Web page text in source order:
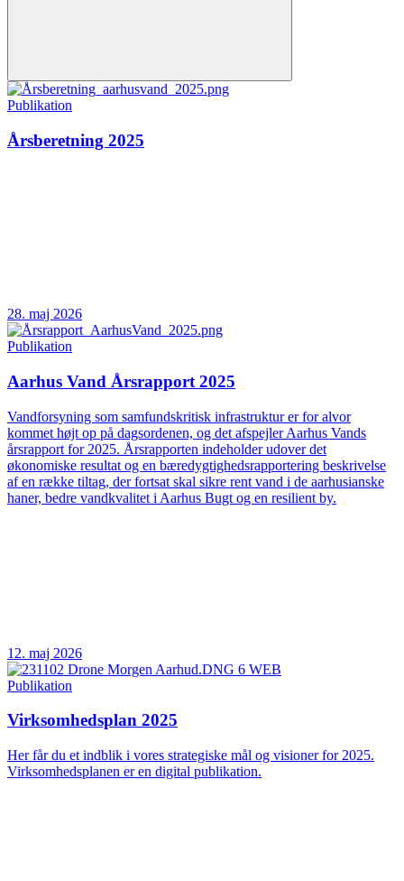
Publikation
Årsberetning 2025
28. maj 2026
Publikation
Aarhus Vand Årsrapport 2025
Vandforsyning som samfundskritisk infrastruktur er for alvor
kommet højt op på dagsordenen, og det afspejler Aarhus Vands
årsrapport for 2025. Årsrapporten indeholder udover det
økonomiske resultat og en bæredygtighedsrapportering beskrivelse
af en række tiltag, der fortsat skal sikre rent vand i de aarhusianske
haner, bedre vandkvalitet i Aarhus Bugt og en resilient by.
12. maj 2026
Publikation
Virksomhedsplan 2025
Her får du et indblik i vores strategiske mål og visioner for 2025.
Virksomhedsplanen er en digital publikation.